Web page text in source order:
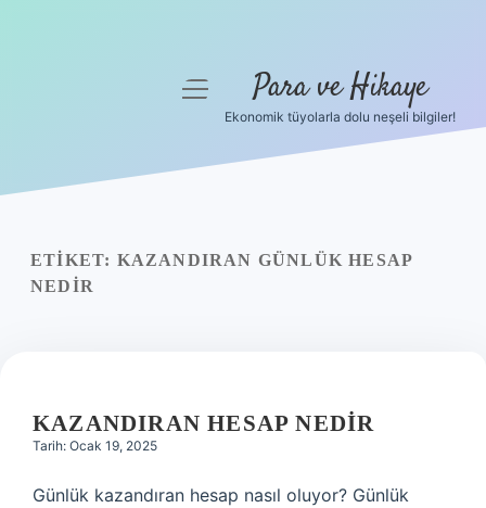
Yasal Uyarı
menüyü
Para ve Hikaye
Ekonomik tüyolarla dolu neşeli bilgiler!
ETIKET: KAZANDIRAN GÜNLÜK HESAP
NEDIR
KAZANDIRAN HESAP NEDIR
Tarih: Ocak 19, 2025
Günlük kazandıran hesap nasıl oluyor? Günlük